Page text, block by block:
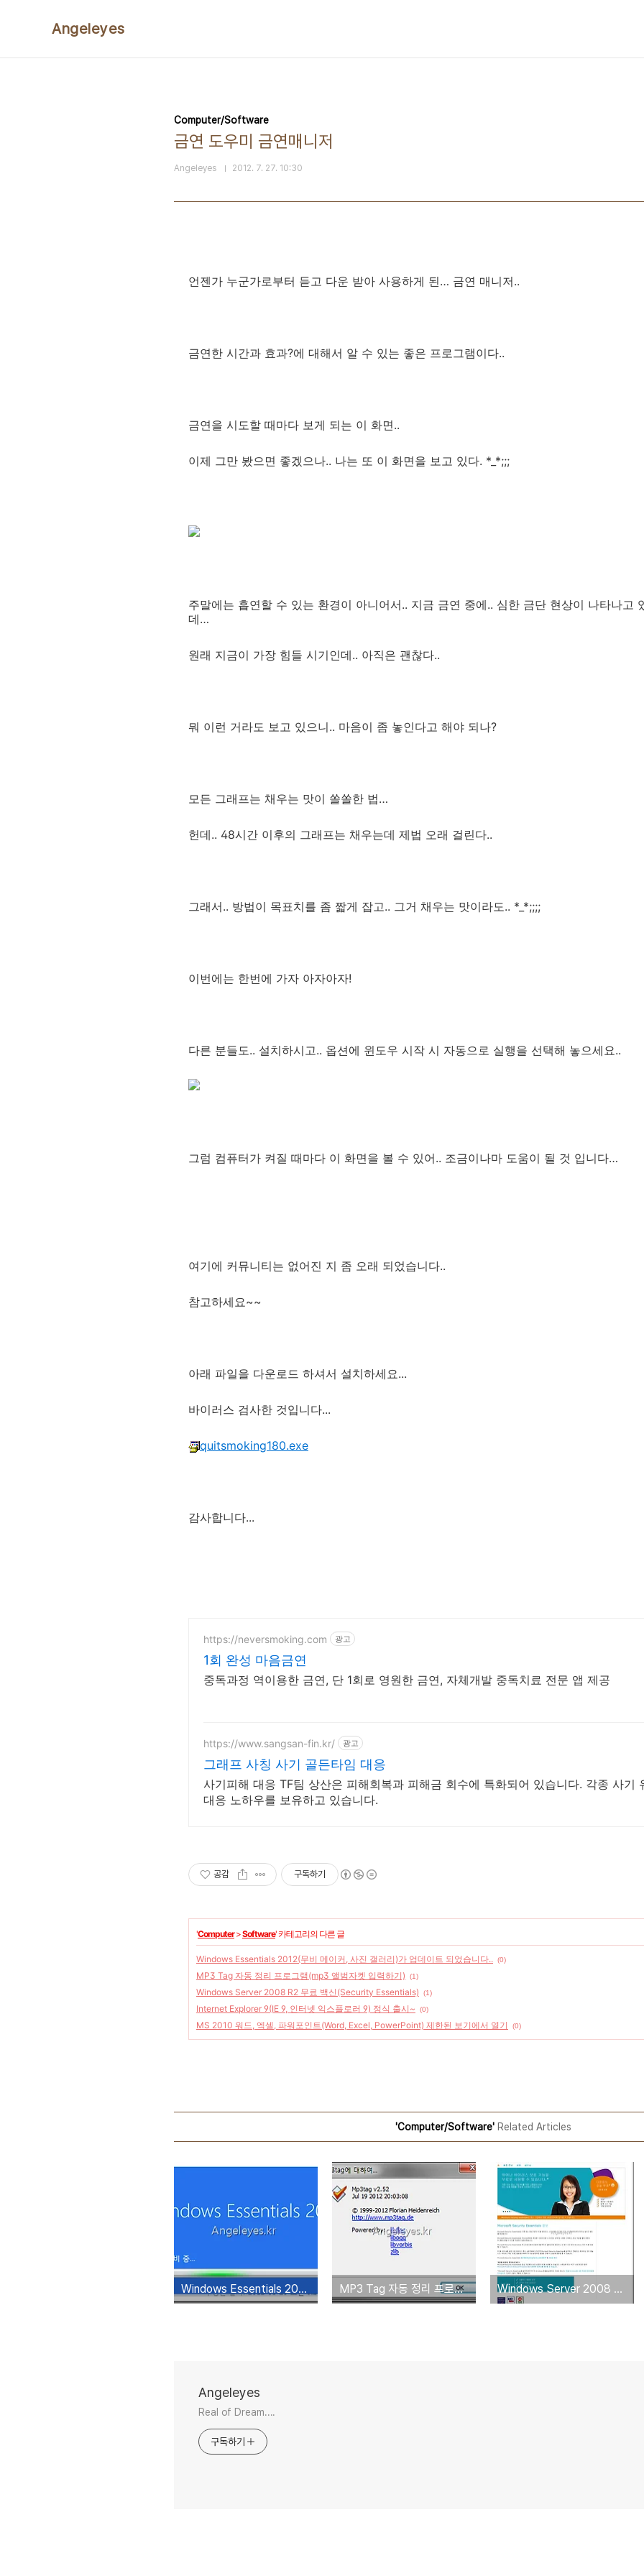
Angeleyes
Computer/Software
금연 도우미 금연매니저
Angeleyes 2012. 7. 27. 10:30
언젠가 누군가로부터 듣고 다운 받아 사용하게 된… 금연 매니저..
금연한 시간과 효과?에 대해서 알 수 있는 좋은 프로그램이다..
금연을 시도할 때마다 보게 되는 이 화면..
이제 그만 봤으면 좋겠으나.. 나는 또 이 화면을 보고 있다. *_*;;;
주말에는 흡연할 수 있는 환경이 아니어서.. 지금 금연 중에.. 심한 금단 현상이 나타나고
데…
원래 지금이 가장 힘들 시기인데.. 아직은 괜찮다..
뭐 이런 거라도 보고 있으니.. 마음이 좀 놓인다고 해야 되나?
모든 그래프는 채우는 맛이 쏠쏠한 법…
헌데.. 48시간 이후의 그래프는 채우는데 제법 오래 걸린다..
그래서.. 방법이 목표치를 좀 짧게 잡고.. 그거 채우는 맛이라도.. *_*;;;;
이번에는 한번에 가자 아자아자!
다른 분들도.. 설치하시고.. 옵션에 윈도우 시작 시 자동으로 실행을 선택해 놓으세요..
그럼 컴퓨터가 켜질 때마다 이 화면을 볼 수 있어.. 조금이나마 도움이 될 것 입니다…
여기에 커뮤니티는 없어진 지 좀 오래 되었습니다..
참고하세요~~
아래 파일을 다운로드 하셔서 설치하세요...
바이러스 검사한 것입니다...
quitsmoking180.exe
감사합니다...
https://neversmoking.com 광고
1회 완성 마음금연
중독과정 역이용한 금연, 단 1회로 영원한 금연, 자체개발 중독치료 전문 앱 제공
https://www.sangsan-fin.kr/ 광고
그래프 사칭 사기 골든타임 대응
사기피해 대응 TF팀 상산은 피해회복과 피해금 회수에 특화되어 있습니다. 각종 사기
대응 노하우를 보유하고 있습니다.
공감 구독하기
'Computer>Software' 카테고리의 다른 글
Windows Essentials 2012(무비 메이커, 사진 갤러리)가 업데이트 되었습니다.. (0)
MP3 Tag 자동 정리 프로그램(mp3 앨범자켓 입력하기) (1)
Windows Server 2008 R2 무료 백신(Security Essentials) (1)
Internet Explorer 9(IE 9, 인터넷 익스플로러 9) 정식 출시~ (0)
MS 2010 워드, 엑셀, 파워포인트(Word, Excel, PowerPoint) 제한된 보기에서 열기 (0)
'Computer/Software'Related Articles
Windows Essentials 2012(무비 메이커, 사진 갤러리)가 업데이트 되었습니다.. MP3 Tag 자동 정리 프로그램(mp3 앨범자켓 입력하기) Windows Server 2008 R2 무료 백신(Security Essentials)
Angeleyes
Real of Dream....
구독하기